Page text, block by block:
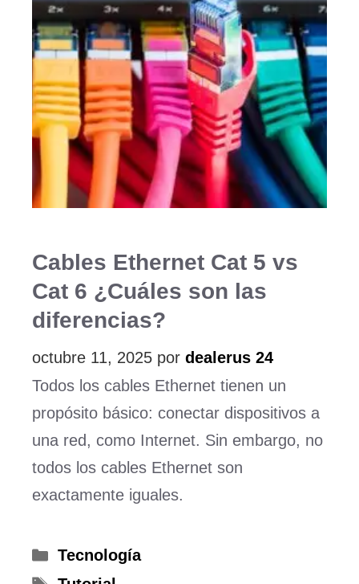
Cables Ethernet Cat 5 vs
Cat 6 ¿Cuáles son las
diferencias?
octubre 11, 2025 por dealerus 24
Todos los cables Ethernet tienen un
propósito básico: conectar dispositivos a
una red, como Internet. Sin embargo, no
todos los cables Ethernet son
exactamente iguales.
Categorías
Tecnología